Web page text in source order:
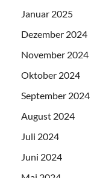
Januar 2025
Dezember 2024
November 2024
Oktober 2024
September 2024
August 2024
Juli 2024
Juni 2024